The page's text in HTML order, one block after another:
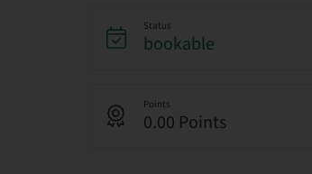
Status
bookable
Points
0.00 Points